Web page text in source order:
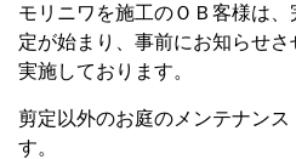
モリニワを施工のＯＢ客様は
定が始まり、事前にお知らせ
実施しております。
剪定以外のお庭のメンテナン
す。